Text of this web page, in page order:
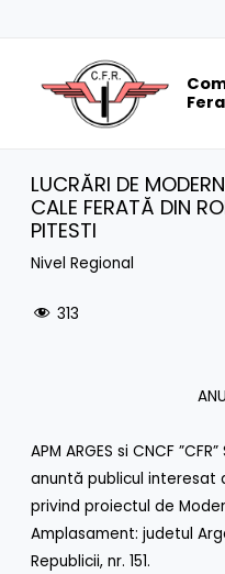
LUCRĂRI DE
CALE FERATĂ DIN
PITESTI
Nivel Regional
313
APM ARGES si CNCF ”CFR”
anuntă publicul interesat
privind proiectul de
Amplasament: judetul
Republicii, nr. 151.